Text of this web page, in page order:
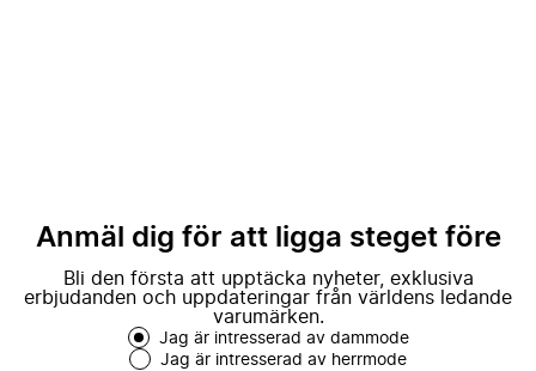
Anmäl dig för att ligga steget före
Bli den första att upptäcka nyheter, exklusiva
erbjudanden och uppdateringar från världens ledande
varumärken.
Jag är intresserad av dammode
Jag är intresserad av herrmode